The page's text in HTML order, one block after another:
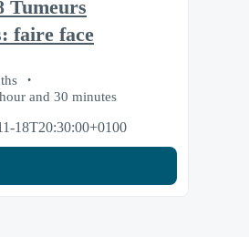
Tumeurs
faire face
and 30 minutes
18T20:30:00+0100